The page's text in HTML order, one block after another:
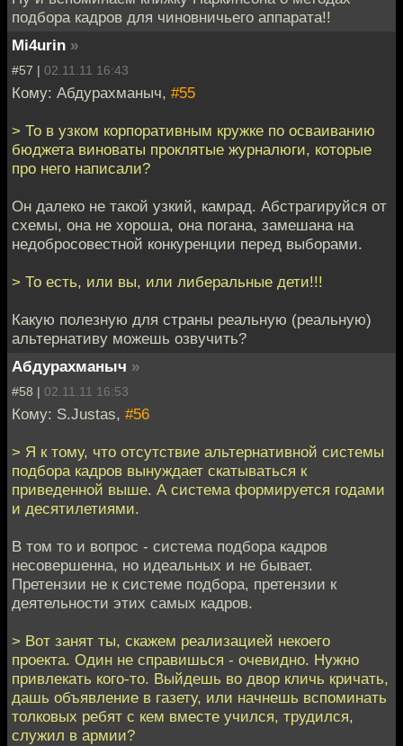
подбора кадров для чиновничьего аппарата!!
Mi4urin »
#57 | 02.11.11 16:43
Кому: Абдурахманыч, #55
> То в узком корпоративным кружке по осваиванию
бюджета виноваты проклятые журналюги, которые
про него написали?
Он далеко не такой узкий, камрад. Абстрагируйся от
схемы, она не хороша, она погана, замешана на
недобросовестной конкуренции перед выборами.
> То есть, или вы, или либеральные дети!!!
Какую полезную для страны реальную (реальную)
альтернативу можешь озвучить?
Абдурахманыч »
#58 | 02.11.11 16:53
Кому: S.Justas, #56
> Я к тому, что отсутствие альтернативной системы
подбора кадров вынуждает скатываться к
приведенной выше. А система формируется годами
и десятилетиями.
В том то и вопрос - система подбора кадров
несовершенна, но идеальных и не бывает.
Претензии не к системе подбора, претензии к
деятельности этих самых кадров.
> Вот занят ты, скажем реализацией некоего
проекта. Один не справишься - очевидно. Нужно
привлекать кого-то. Выйдешь во двор кличь кричать,
дашь объявление в газету, или начнешь вспоминать
толковых ребят с кем вместе учился, трудился,
служил в армии?